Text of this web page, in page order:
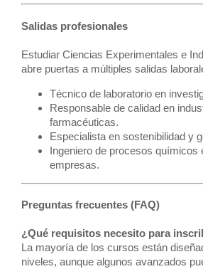
Salidas profesionales
Estudiar Ciencias Experimentales e
abre puertas a múltiples salidas
Técnico de laboratorio en
Responsable de calidad en
farmacéuticas.
Especialista en sostenibilidad y
Ingeniero de procesos químicos
empresas.
Preguntas frecuentes (FAQ)
¿Qué requisitos necesito para
La mayoría de los cursos están
niveles, aunque algunos avanzados